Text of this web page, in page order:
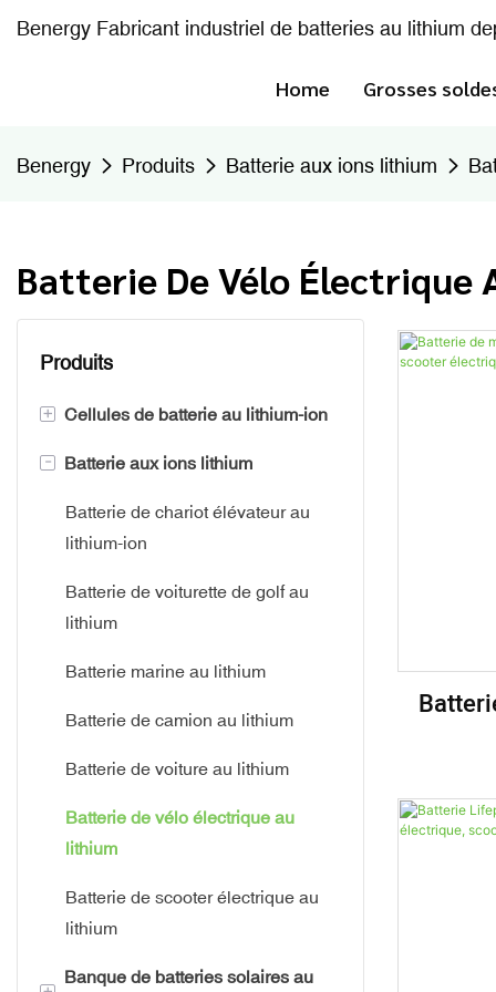
Benergy Fabricant industriel de batteries au lithium
Home Grosses
Benergy Produits Batterie aux ions lithium
Batterie De Vélo Électrique
Produits
+ Cellules de batterie au lithium-ion
Batterie prismatique
Cellules cylindriques
- Batterie aux ions lithium
Batterie de chariot élévateur au
lithium-ion
Batterie de voiturette de golf au
lithium
Batterie marine au lithium
Batterie de camion au lithium
Batterie de voiture au lithium
Batterie de vélo électrique au
lithium
Batterie de scooter électrique au
lithium
Banque de batteries solaires au